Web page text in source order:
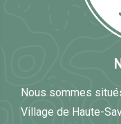
Nous sommes
Village de